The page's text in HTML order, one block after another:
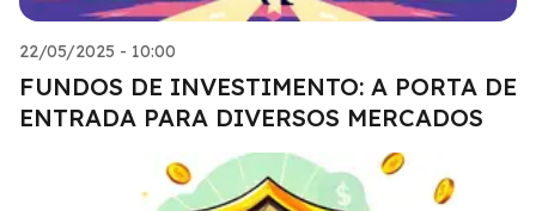
22/05/2025 - 10:00
FUNDOS DE INVESTIMENTO: A PORTA DE
ENTRADA PARA DIVERSOS MERCADOS